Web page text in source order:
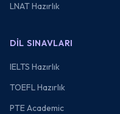
LNAT Hazırlık
DIL SINAVLARI
IELTS Hazırlık
TOEFL Hazırlık
PTE Academic